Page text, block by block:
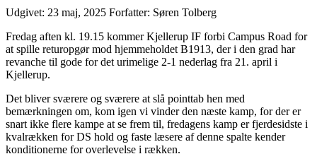
Udgivet: 23 maj, 2025 Forfatter: Søren Tolberg
Fredag aften kl. 19.15 kommer Kjellerup IF forbi Campus Road for
at spille returopgør mod hjemmeholdet B1913, der i den grad har
revanche til gode for det urimelige 2-1 nederlag fra 21. april i
Kjellerup.
Det bliver sværere og sværere at slå pointtab hen med
bemærkningen om, kom igen vi vinder den næste kamp, for der er
snart ikke flere kampe at se frem til, fredagens kamp er fjerdesidste i
kvalrækken for DS hold og faste læsere af denne spalte kender
konditionerne for overlevelse i rækken.